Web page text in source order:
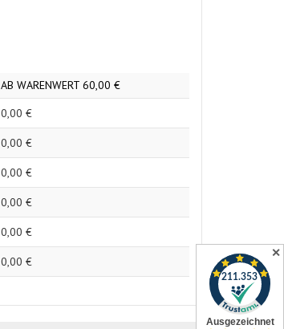
✕
AB WARENWERT 60,00 €
0,00 €
0,00 €
0,00 €
0,00 €
0,00 €
0,00 €